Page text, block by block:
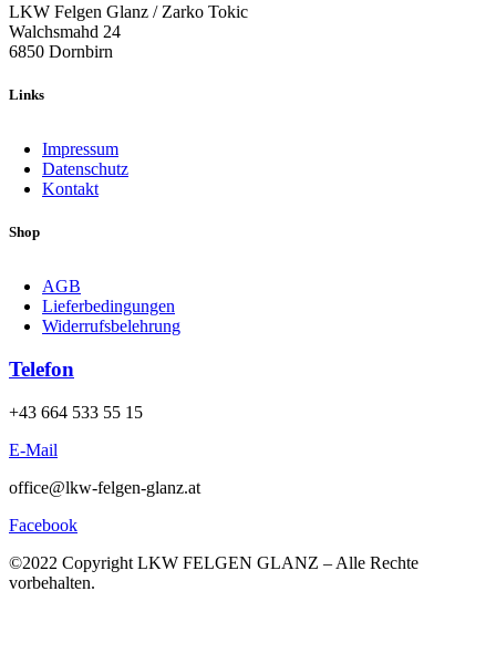
LKW Felgen Glanz / Zarko Tokic
Walchsmahd 24
6850 Dornbirn
Links
Impressum
Datenschutz
Kontakt
Shop
AGB
Lieferbedingungen
Widerrufsbelehrung
Telefon
+43 664 533 55 15
E-Mail
office@lkw-felgen-glanz.at
Facebook
©2022 Copyright LKW FELGEN GLANZ – Alle Rechte
vorbehalten.